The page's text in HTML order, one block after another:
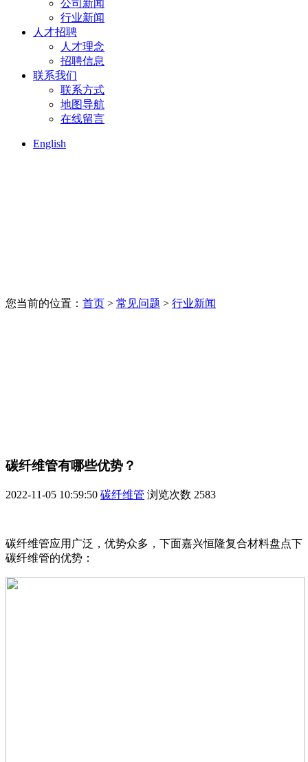
公司新闻
行业新闻
人才招聘
人才理念
招聘信息
联系我们
联系方式
地图导航
在线留言
English
您当前的位置： 首页 > 常见问题 > 行业新闻
碳纤维管有哪些优势？
2022-11-05 10:59:50 碳纤维管 浏览次数 2583
碳纤维管应用广泛，优势众多，下面嘉兴恒隆复合材料盘点下
碳纤维管的优势：